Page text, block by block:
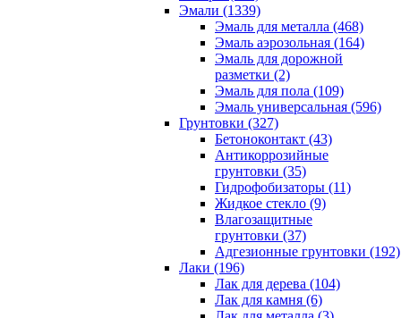
Эмали (1339)
Эмаль для металла (468)
Эмаль аэрозольная (164)
Эмаль для дорожной
разметки (2)
Эмаль для пола (109)
Эмаль универсальная (596)
Грунтовки (327)
Бетоноконтакт (43)
Антикоррозийные
грунтовки (35)
Гидрофобизаторы (11)
Жидкое стекло (9)
Влагозащитные
грунтовки (37)
Адгезионные грунтовки (192)
Лаки (196)
Лак для дерева (104)
Лак для камня (6)